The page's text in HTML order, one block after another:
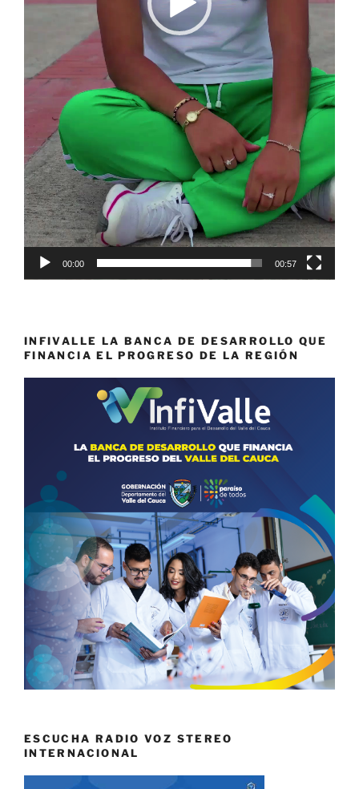
00:00 00:57
INFIVALLE LA BANCA DE DESARROLLO QUE
FINANCIA EL PROGRESO DE LA REGIÓN
ESCUCHA RADIO VOZ STEREO
INTERNACIONAL